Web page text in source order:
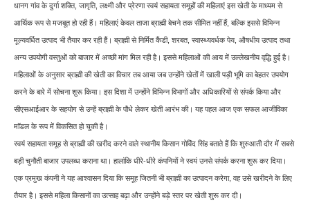
धानग गांव के दुर्गा शक्ति, जागृति, लक्ष्मी और प्रेरणा स्वयं सहायता समूहों की महिलाएं इस खेती के माध्यम से
आर्थिक रूप से मजबूत हो रही हैं। महिलाएं केवल ताजा ब्राह्मी बेचने तक सीमित नहीं हैं, बल्कि इससे विभिन्न
मूल्यवर्धित उत्पाद भी तैयार कर रही हैं। ब्राह्मी से निर्मित कैंडी, शरबत, स्वास्थ्यवर्धक पेय, औषधीय उत्पाद तथा
अन्य उपयोगी वस्तुओं को बाजार में अच्छी मांग मिल रही है। इससे महिलाओं की आय में उल्लेखनीय वृद्धि हुई है।
महिलाओं के अनुसार ब्राह्मी की खेती का विचार तब आया जब उन्होंने खेतों में खाली पड़ी भूमि का बेहतर उपयोग
करने के बारे में सोचना शुरू किया। इस दिशा में उन्होंने विभिन्न विभागों और अधिकारियों से संपर्क किया और
सीएसआईआर के सहयोग से उन्हें ब्राह्मी के पौधे लेकर खेती आरंभ की। यह पहल आज एक सफल आजीविका
माॅडल के रूप में विकसित हो चुकी है।
स्वयं सहायता समूह से ब्राह्मी की खरीद करने वाले स्थानीय किसान गोविंद सिंह बताते हैं कि शुरुआती दौर में सबसे
बड़ी चुनौती बाजार उपलब्ध कराना था। हालांकि धीरे-धीरे कंपनियों ने स्वयं उनसे संपर्क करना शुरू कर दिया।
एक प्रमुख कंपनी ने यह आश्वासन दिया कि समूह जितनी भी ब्राह्मी का उत्पादन करेगा, वह उसे खरीदने के लिए
तैयार है। इससे महिला किसानों का उत्साह बढ़ा और उन्होंने बड़े स्तर पर खेती शुरू कर दी।